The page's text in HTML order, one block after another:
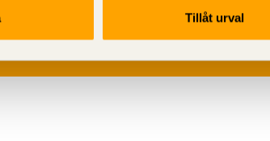
Tillåt urval